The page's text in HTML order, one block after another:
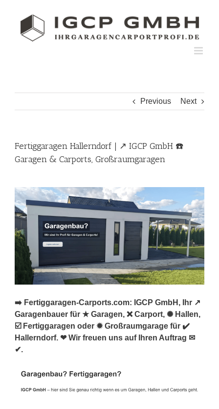
Previous Next
Fertiggaragen Hallerndorf | ↗️ IGCP GmbH ☎️
Garagen & Carports, Großraumgaragen
➡️ Fertiggaragen-Carports.com: IGCP GmbH, Ihr ↗️
Garagenbauer für ★ Garagen, ❌ Carport, ✺ Hallen,
☑️ Fertiggaragen oder ✹ Großraumgarage für ✔️
Hallerndorf. ❤ Wir freuen uns auf Ihren Auftrag ✉
✔.